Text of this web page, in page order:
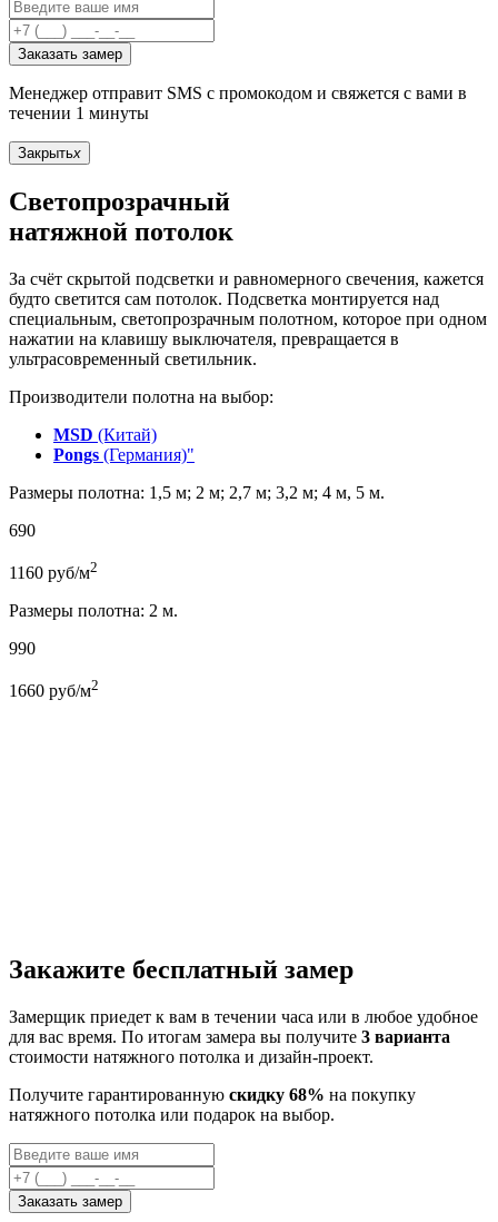
Заказать замер
Менеджер отправит SMS с промокодом и свяжется с вами в
течении 1 минуты
Закрытьx
Светопрозрачный
натяжной потолок
За счёт скрытой подсветки и равномерного свечения, кажется
будто светится сам потолок. Подсветка монтируется над
специальным, светопрозрачным полотном, которое при одном
нажатии на клавишу выключателя, превращается в
ультрасовременный светильник.
Производители полотна на выбор:
MSD (Китай)
Pongs (Германия)"
Размеры полотна: 1,5 м; 2 м; 2,7 м; 3,2 м; 4 м, 5 м.
690
1160 руб/м2
Размеры полотна: 2 м.
990
1660 руб/м2
Закажите бесплатный замер
Замерщик приедет к вам в течении часа или в любое удобное
для вас время. По итогам замера вы получите 3 варианта
стоимости натяжного потолка и дизайн-проект.
Получите гарантированную скидку 68% на покупку
натяжного потолка или подарок на выбор.
Заказать замер